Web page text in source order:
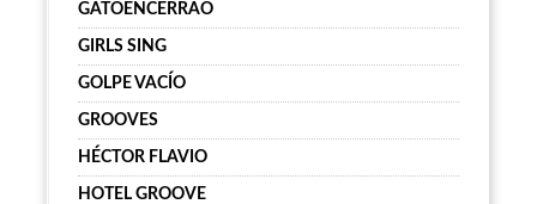
GATOENCERRAO
GIRLS SING
GOLPE VACÍO
GROOVES
HÉCTOR FLAVIO
HOTEL GROOVE